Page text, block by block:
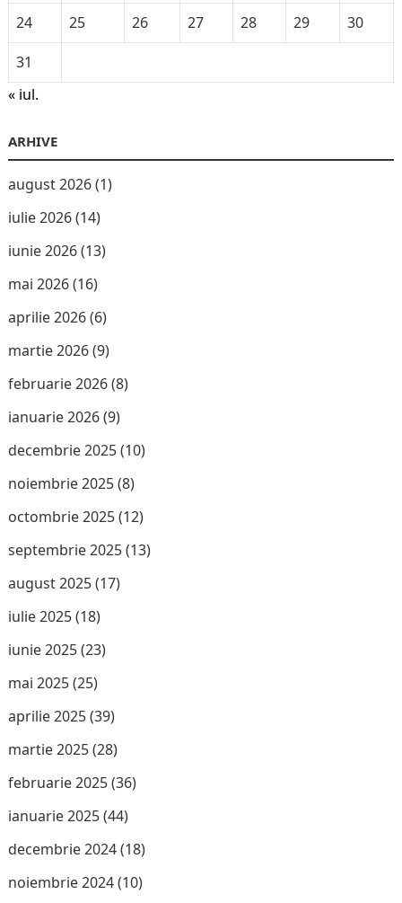
24
25 26 27 28 29
30
31
« iul.
ARHIVE
august 2026(1)
iulie 2026(14)
iunie 2026(13)
mai 2026(16)
aprilie 2026(6)
martie 2026(9)
februarie 2026(8)
ianuarie 2026(9)
decembrie 2025(10)
noiembrie 2025(8)
octombrie 2025(12)
septembrie 2025(13)
august 2025(17)
iulie 2025(18)
iunie 2025(23)
mai 2025(25)
aprilie 2025(39)
martie 2025(28)
februarie 2025(36)
ianuarie 2025(44)
decembrie 2024(18)
noiembrie 2024(10)